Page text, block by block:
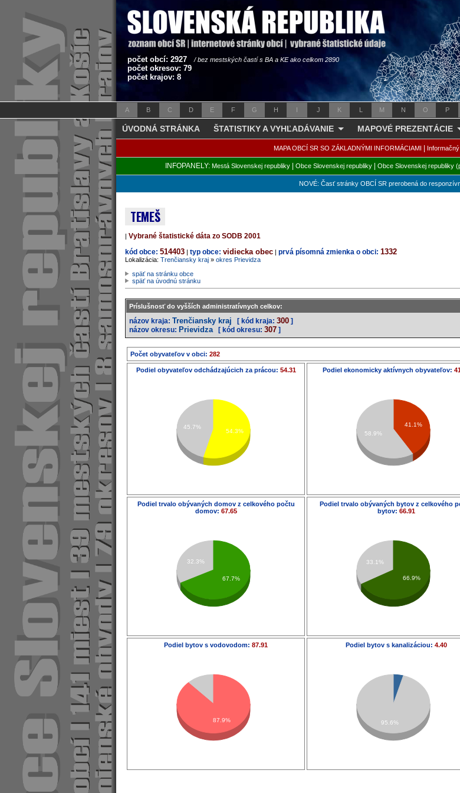
počet obcí: 2927 / bez mestských častí s BA a KE ako celkom 2890
počet okresov: 79
počet krajov: 8
A B C D E F G H I J K L M N O P
ÚVODNÁ STRÁNKA ŠTATISTIKY A VYHĽADÁVANIE MAPOVÉ PREZENTÁCIE
MAPA OBCÍ SR SO ZÁKLADNÝMI INFORMÁCIAMI
INFOPANELY: Mestá Slovenskej republiky| Obce Slovenskej republiky| Obce Slovenskej republiky
NOVÉ: Časť stránky OBCÍ SR prerobená do
TEMEŠ
| Vybrané štatistické dáta zo SODB 2001
kód obce: 514403 | typ obce: vidiecka obec | prvá písomná zmienka o obci: 1332
Lokalizácia: Trenčiansky kraj » okres Prievidza
späť na stránku obce
späť na úvodnú stránku
Príslušnosť do vyšších administratívnych celkov:
názov kraja: Trenčiansky kraj [ kód kraja: 300 ]
názov okresu: Prievidza [ kód okresu: 307 ]
Počet obyvateľov v obci: 282
Podiel obyvateľov odchádzajúcich za prácou: 54.31
45.7%
54.3%
Podiel ekonomicky aktívnych obyvateľov:
41.1%
58.9%
Podiel trvalo obývaných domov z celkového počtu
domov: 67.65
32.3%
67.7%
Podiel trvalo obývaných bytov z celkového
bytov: 66.91
33.1%
66.9%
Podiel bytov s vodovodom: 87.91
87.9%
Podiel bytov s kanalizáciou: 4.40
95.6%